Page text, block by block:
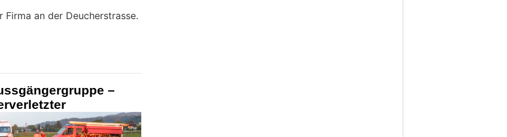
an der Deucherstrasse.
–